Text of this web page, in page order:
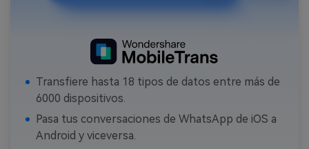
Transfiere hasta 18 tipos de datos entre más de
6000 dispositivos.
Pasa tus conversaciones de WhatsApp de iOS a
Android y viceversa.